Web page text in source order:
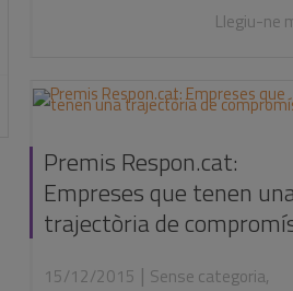
Llegiu-ne
Premis Respon.cat:
Empreses que tenen
trajectòria de
15/12/2015 | Sense categoria,